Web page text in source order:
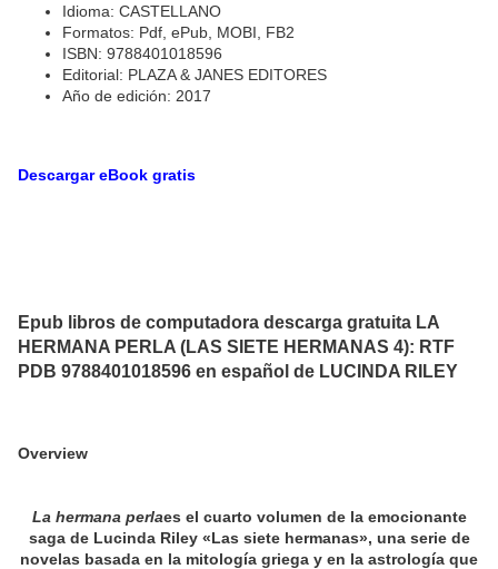
Idioma: CASTELLANO
Formatos: Pdf, ePub, MOBI, FB2
ISBN: 9788401018596
Editorial: PLAZA & JANES EDITORES
Año de edición: 2017
Descargar eBook gratis
Epub libros de computadora descarga gratuita LA
HERMANA PERLA (LAS SIETE HERMANAS 4): RTF
PDB 9788401018596 en español de LUCINDA RILEY
Overview
La hermana perlaes el cuarto volumen de la emocionante
saga de Lucinda Riley «Las siete hermanas», una serie de
novelas basada en la mitología griega y en la astrología que